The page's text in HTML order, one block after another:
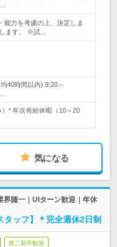
能力を考慮の上、決定しま
ます。 ※試…
40時間以内) 9:20～
* 年次有給休暇（10～20
気になる
界随一｜UIターン歓迎｜年休
ッフ】＊完全週休2日制
第二新卒歓迎